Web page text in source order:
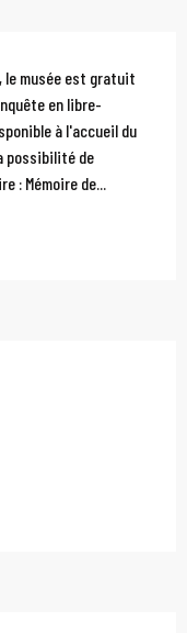
le musée est gratuit
en libre-
à l'accueil du
possibilité de
Mémoire de...